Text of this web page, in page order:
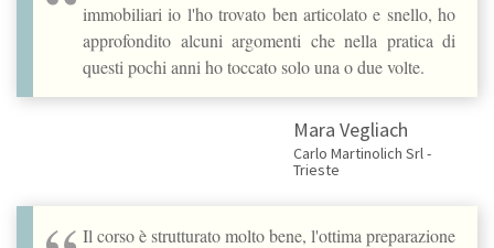
immobiliari io l'ho trovato ben articolato e snello, ho
approfondito alcuni argomenti che nella pratica di
questi pochi anni ho toccato solo una o due volte.
Mara Vegliach
Carlo Martinolich Srl -
Trieste
Il corso è strutturato molto bene, l'ottima preparazione